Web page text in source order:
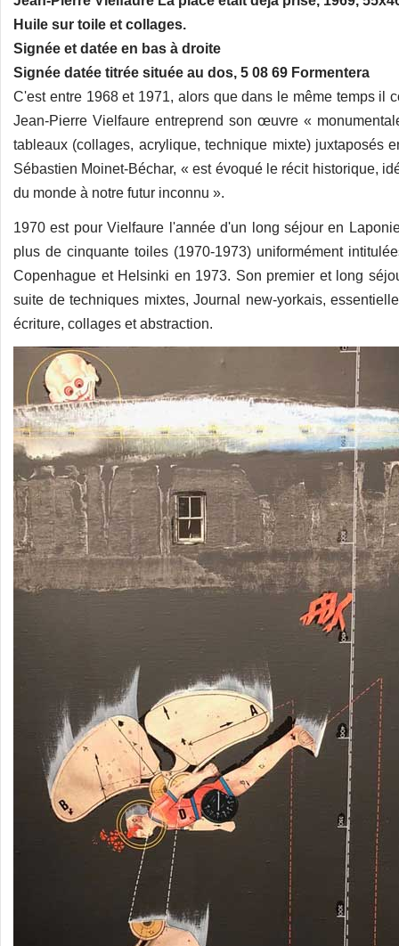
Huile sur toile et collages.
Signée et datée en bas à droite
Signée datée titrée située au dos, 5 08 69 Formentera
C'est entre 1968 et 1971, alors que dans le même temps il
Jean-Pierre Vielfaure entreprend son œuvre «
tableaux (collages, acrylique, technique mixte) juxtaposés
Sébastien Moinet-Béchar, « est évoqué le récit historique,
du monde à notre futur inconnu ».
1970 est pour Vielfaure l'année d'un long séjour en
plus de cinquante toiles (1970-1973) uniformément
Copenhague et Helsinki en 1973. Son premier et long
suite de techniques mixtes, Journal new-yorkais,
écriture, collages et abstraction.